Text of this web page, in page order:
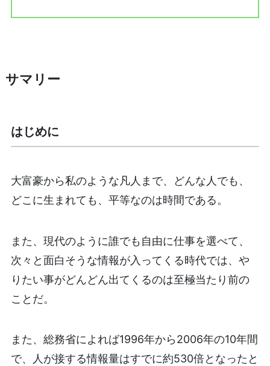
サマリー
はじめに
大富豪から私のような凡人まで、どんな人でも、
どこに生まれても、平等なのは時間である。
また、現代のように誰でも自由に仕事を選べて、
次々と面白そうな情報が入ってくる時代では、や
りたい事がどんどん出てくるのは至極当たり前の
ことだ。
また、総務省によれば1996年から2006年の10年間
で、人が接する情報量はすでに約530倍となったと